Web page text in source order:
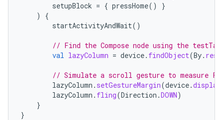
setupBlock = { pressHome()
}
)
{
startActivityAndWait()
// Find the Compose node using the
val lazyColumn = device. findObject(By. res
// Simulate a scroll gesture to measure
lazyColumn . setGestureMargin(device.
lazyColumn . fling(Direction .DOWN)
}
}